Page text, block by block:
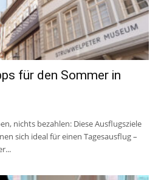
für den Sommer in
nichts bezahlen: Diese Ausflugsziele
sich ideal für einen Tagesausflug –